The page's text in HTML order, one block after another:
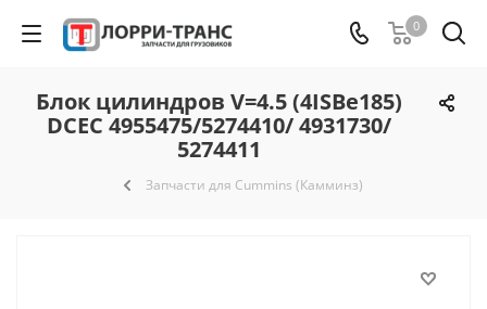
0
Блок цилиндров V=4.5 (4ISBe185)
DCEC 4955475/5274410/ 4931730/
5274411
Запчасти для Cummins (Камминз)